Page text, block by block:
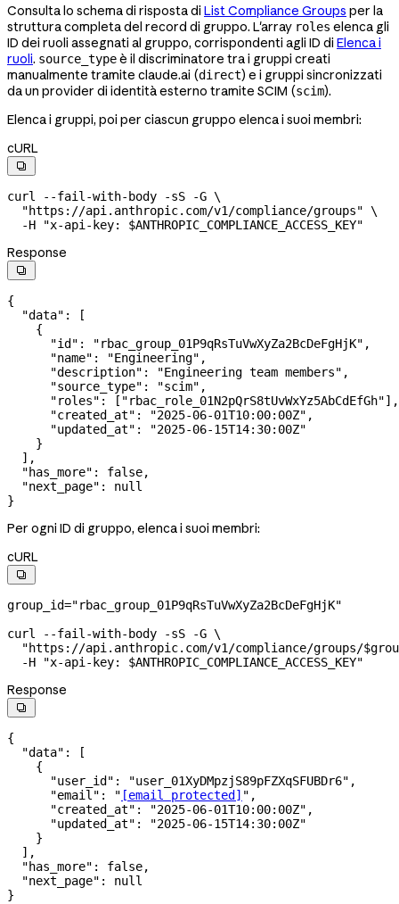
Consulta lo schema di risposta di List Compliance Groups per la
struttura completa del record di gruppo. L'array roles elenca gli
ID dei ruoli assegnati al gruppo, corrispondenti agli ID di Elenca i
ruoli. source_typeè il discriminatore tra i gruppi creati
manualmente tramite claude.ai (direct) e i gruppi sincronizzati
da un provider di identità esterno tramite SCIM (scim).
Elenca i gruppi, poi per ciascun gruppo elenca i suoi membri:
cURL

curl --fail-with-body -sS -G \
  "https://api.anthropic.com/v1/compliance/groups"
\
  -H
"x-api-key: $ANTHROPIC_COMPLIANCE_ACCESS_KEY"
Response

{
  "data"
: [
    {
      "id"
: "rbac_group_01P9qRsTuVwXyZa2BcDeFgHjK" ,
      "name"
: "Engineering" ,
      "description"
: "Engineering team members" ,
      "source_type"
: "scim" ,
      "roles"
: [ "rbac_role_01N2pQrS8tUvWxYz5AbCdEfGh"],
      "created_at"
: "2025-06-01T10:00:00Z" ,
      "updated_at"
:
"2025-06-15T14:30:00Z"
    }
  ],
  "has_more"
: false,
  "next_page"
: null
}
Per ogni ID di gruppo, elenca i suoi membri:
cURL

group_id="rbac_group_01P9qRsTuVwXyZa2BcDeFgHjK"
curl --fail-with-body -sS -G \
  "https://api.anthropic.com/v1/compliance/groups/
  -H
"x-api-key: $ANTHROPIC_COMPLIANCE_ACCESS_KEY"
Response

{
  "data"
: [
    {
      "user_id"
: "user_01XyDMpzjS89pFZXqSFUBDr6" ,
      "email"
: " [email protected] " ,
      "created_at"
: "2025-06-01T10:00:00Z" ,
      "updated_at"
:
"2025-06-15T14:30:00Z"
    }
  ],
  "has_more"
: false,
  "next_page"
: null
}